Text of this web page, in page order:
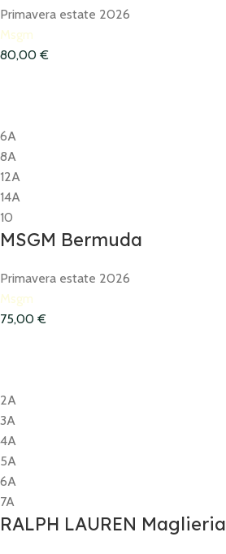
Primavera estate 2026
Msgm
80,00 €
6A
8A
12A
14A
10
MSGM Bermuda
Primavera estate 2026
Msgm
75,00 €
2A
3A
4A
5A
6A
7A
RALPH LAUREN Maglieria